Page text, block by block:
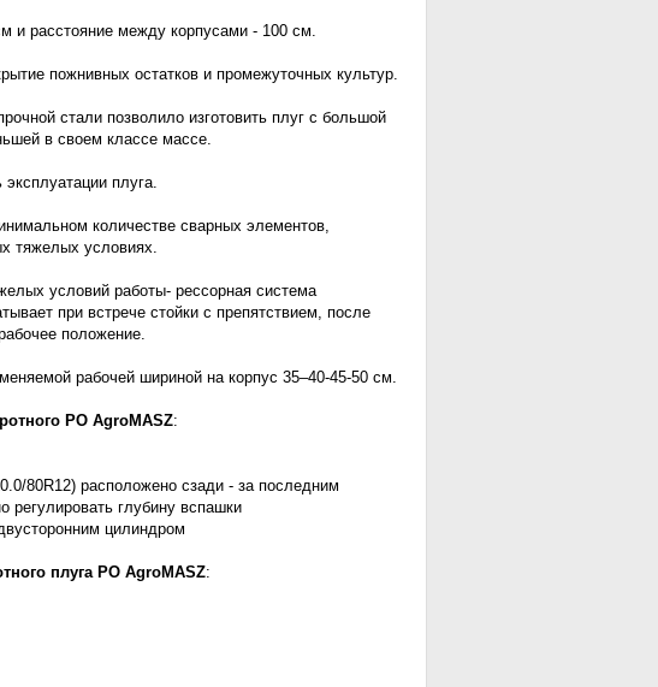
и расстояние между корпусами - 100 см.
пожнивных остатков и промежуточных культур.
стали позволило изготовить плуг с большой
в своем классе массе.
плуга.
количестве сварных элементов,
тяжелых условиях.
условий работы- рессорная система
при встрече стойки с препятствием, после
положение.
рабочей шириной на корпус 35–40-45-50 см.
PO AgroMASZ:
80R12) расположено сзади - за последним
глубину вспашки
цилиндром
плуга PO AgroMASZ:
160